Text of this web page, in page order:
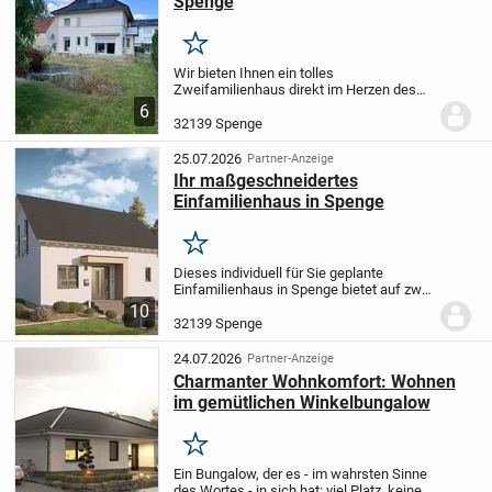
6
Merken
Wir bieten Ihnen ein tolles
Zweifamilienhaus direkt im Herzen des
bietet eine großzügige Wohnfläche von
180 Quadratmetern, ideal für junge
Familien oder Paare,...
32139 Spenge
10
25.07.2026 Partner-Anzeige
Ihr maßgeschneidertes
Einfamilienhaus in Spenge
Merken
Dieses individuell für Sie geplante
Einfamilienhaus in Spenge bietet auf zwei
142,23 m² Wohnfläche und insgesamt 4
Zimmern. Drei separate Schlafzimmer,
ein...
32139 Spenge
24.07.2026 Partner-Anzeige
Charmanter Wohnkomfort: Wohnen
im gemütlichen Winkelbungalow
Merken
Ein Bungalow, der es - im wahrsten Sinne